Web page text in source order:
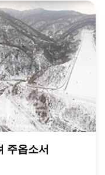
주옵소서